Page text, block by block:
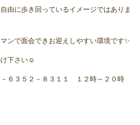
由に歩き回っているイメージではありま
ンで面会できお迎えしやすい環境です✨
け下さい☺️
６３５２－８３１１ １２時～２０時